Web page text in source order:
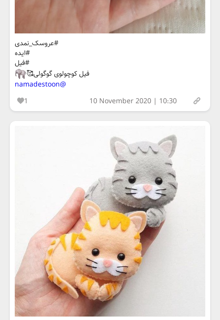
#عروسک_نمدی
#ایده
#فیل
فیل کوچولوی گوگولی🥰
@namadestoon
1
10 November 2020 | 10:30